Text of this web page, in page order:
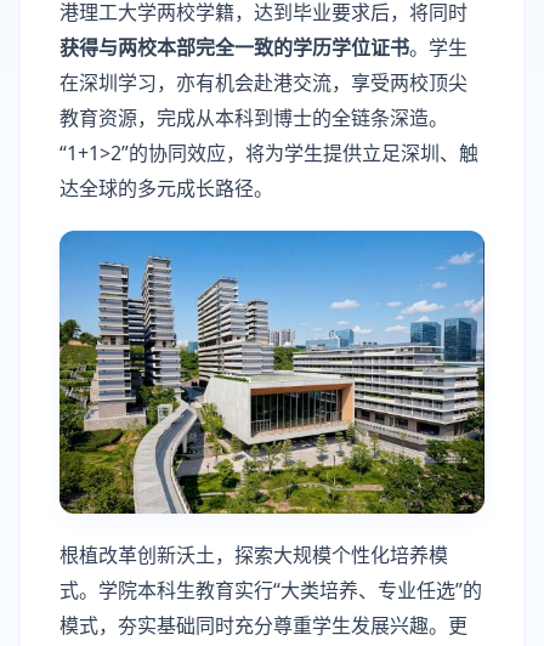
港理工大学两校学籍，达到毕业要求后，将同时
获得与两校本部完全一致的学历学位证书。学生
在深圳学习，亦有机会赴港交流，享受两校顶尖
教育资源，完成从本科到博士的全链条深造。
“1+1>2”的协同效应，将为学生提供立足深圳、触
达全球的多元成长路径。
根植改革创新沃土，探索大规模个性化培养模
式。学院本科生教育实行“大类培养、专业任选”的
模式，夯实基础同时充分尊重学生发展兴趣。更